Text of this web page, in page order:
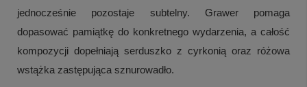
jednocześnie pozostaje subtelny. Grawer pomaga
dopasować pamiątkę do konkretnego wydarzenia, a całość
kompozycji dopełniają serduszko z cyrkonią oraz różowa
wstążka zastępująca sznurowadło.